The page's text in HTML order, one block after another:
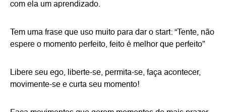
com ela um aprendizado.
Tem uma frase que uso muito para dar o start: “Tente, não
espere o momento perfeito, feito é melhor que perfeito”
Libere seu ego, liberte-se, permita-se, faça acontecer,
movimente-se e curta seu momento!